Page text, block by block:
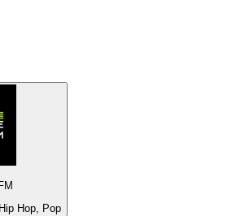
Hop, Pop